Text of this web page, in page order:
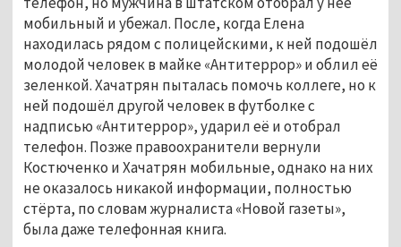
мобильный и убежал. После, когда Елена
находилась рядом с полицейскими, к ней подошёл
молодой человек в майке «Антитеррор» и облил её
зеленкой. Хачатрян пыталась помочь коллеге, но к
ней подошёл другой человек в футболке с
надписью «Антитеррор», ударил её и отобрал
телефон. Позже правоохранители вернули
Костюченко и Хачатрян мобильные, однако на них
не оказалось никакой информации, полностью
стёрта, по словам журналиста «Новой газеты»,
была даже телефонная книга.